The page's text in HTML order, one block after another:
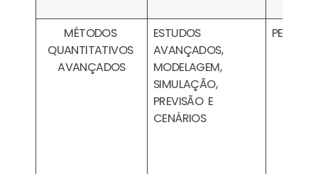
MÉTODOS
QUANTITATIVOS
AVANÇADOS
ESTUDOS
AVANÇADOS,
MODELAGEM,
SIMULAÇÃO,
PREVISÃO E
CENÁRIOS